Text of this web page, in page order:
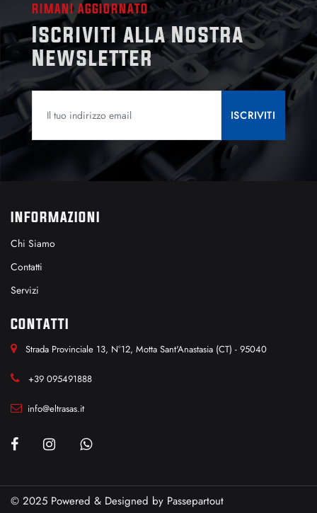
RIMANI AGGIORNATO
Iscriviti alla Nostra
Newsletter
INFORMAZIONI
Chi Siamo
Contatti
Servizi
CONTATTI
Strada Provinciale 13, N°12, Motta Sant'Anastasia (CT) - 95040
+39 095491888
info@eltrasas.it
© 2025 Powered & Designed by Passepartout